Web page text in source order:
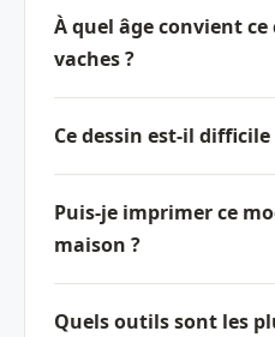
À quel âge convient
vaches ?
Ce dessin est-il
Puis-je imprimer ce
maison ?
Quels outils sont les